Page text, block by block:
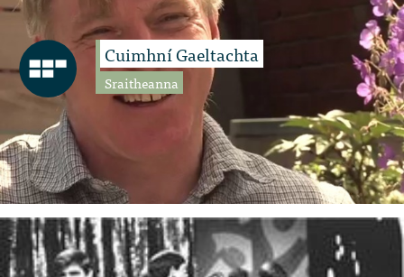
Cuimhní Gaeltachta
Sraitheanna